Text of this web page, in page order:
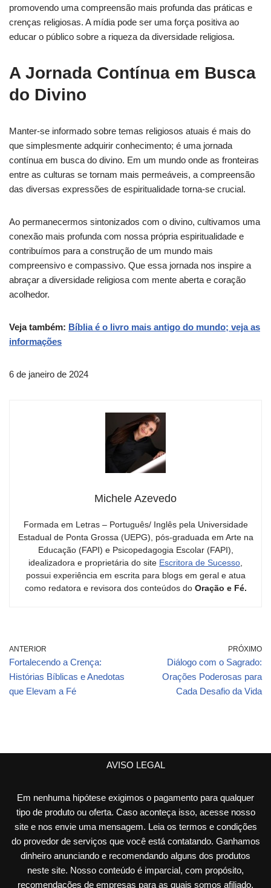
promovendo uma compreensão mais profunda das práticas e
crenças religiosas. A mídia pode ser uma força positiva ao
educar o público sobre a riqueza da diversidade religiosa.
A Jornada Contínua em Busca
do Divino
Manter-se informado sobre temas religiosos atuais é mais do
que simplesmente adquirir conhecimento; é uma jornada
contínua em busca do divino. Em um mundo onde as fronteiras
entre as culturas se tornam mais permeáveis, a compreensão
das diversas expressões de espiritualidade torna-se crucial.
Ao permanecermos sintonizados com o divino, cultivamos uma
conexão mais profunda com nossa própria espiritualidade e
contribuímos para a construção de um mundo mais
compreensivo e compassivo. Que essa jornada nos inspire a
abraçar a diversidade religiosa com mente aberta e coração
acolhedor.
Veja também: Bíblia é o livro mais antigo do mundo; veja as
informações
6 de janeiro de 2024
Michele Azevedo
Formada em Letras – Português/ Inglês pela Universidade
Estadual de Ponta Grossa (UEPG), pós-graduada em Arte na
Educação (FAPI) e Psicopedagogia Escolar (FAPI),
idealizadora e proprietária do site Escritora de Sucesso
possui experiência em escrita para blogs em geral e atua
como redatora e revisora dos conteúdos do Oração e Fé.
ANTERIOR
Fortalecendo a Crença:
Histórias Bíblicas e Anedotas
que Elevam a Fé
PRÓXIMO
Diálogo com o Sagrado:
Orações Poderosas para
Cada Desafio da Vida
AVISO LEGAL
Em nenhuma hipótese exigimos o pagamento para qualquer
tipo de produto ou oferta. Caso aconteça isso, acesse nosso
site e nos envie uma mensagem. Leia os termos e condições
do provedor de serviços que você está contatando. Ganhamos
dinheiro anunciando e recomendando alguns dos produtos
neste site. Nosso conteúdo é imparcial, com propósito,
recomendações de empresas para as quais somos afiliado,